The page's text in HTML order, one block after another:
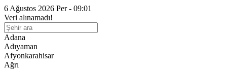
6 Ağustos 2026 Per - 09:01
Veri alınamadı!
Adana
Adıyaman
Afyonkarahisar
Ağrı